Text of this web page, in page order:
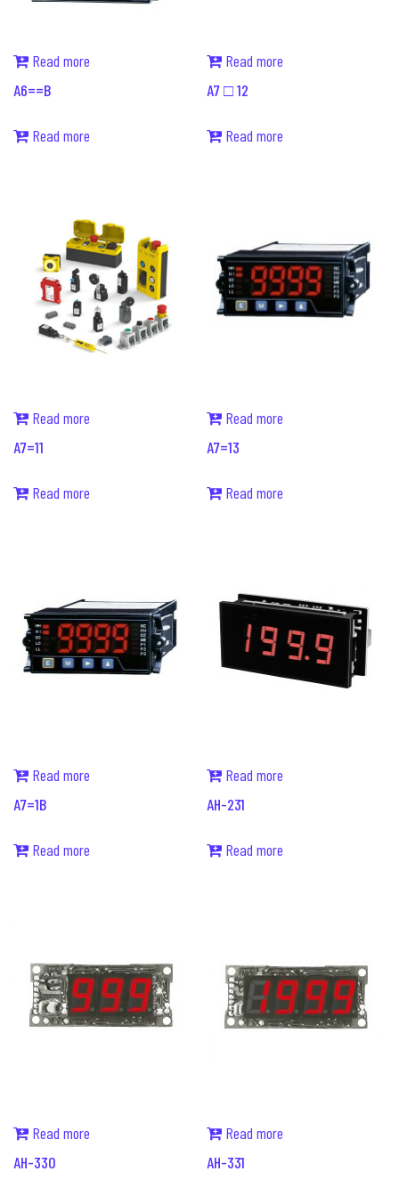
Read more
A6==B
Read more
Read more
A7 □ 12
Read more
Read more
A7=11
Read more
Read more
A7=13
Read more
Read more
A7=1B
Read more
Read more
AH-231
Read more
Read more
AH-330
Read more
AH-331